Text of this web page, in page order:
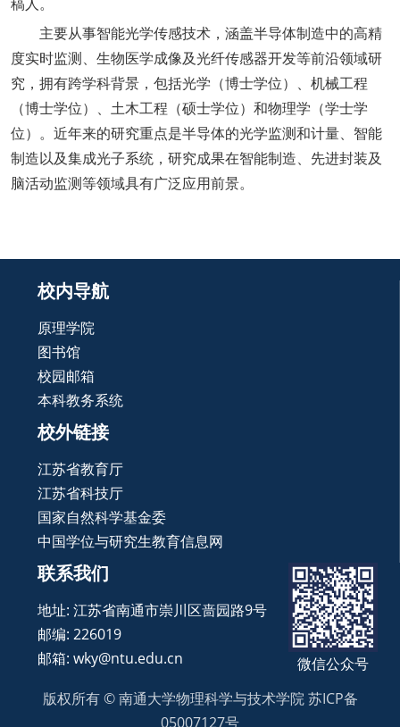
稿人。
主要从事智能光学传感技术，涵盖半导体制造中的高精
度实时监测、生物医学成像及光纤传感器开发等前沿领域研
究，拥有跨学科背景，包括光学（博士学位）、机械工程
（博士学位）、土木工程（硕士学位）和物理学（学士学
位）。近年来的研究重点是半导体的光学监测和计量、智能
制造以及集成光子系统，研究成果在智能制造、先进封装及
脑活动监测等领域具有广泛应用前景。
校内导航
原理学院
图书馆
校园邮箱
本科教务系统
校外链接
江苏省教育厅
江苏省科技厅
国家自然科学基金委
中国学位与研究生教育信息网
联系我们
地址: 江苏省南通市崇川区啬园路9号
邮编: 226019
邮箱: wky@ntu.edu.cn
微信公众号
版权所有 © 南通大学物理科学与技术学院 苏ICP备
05007127号